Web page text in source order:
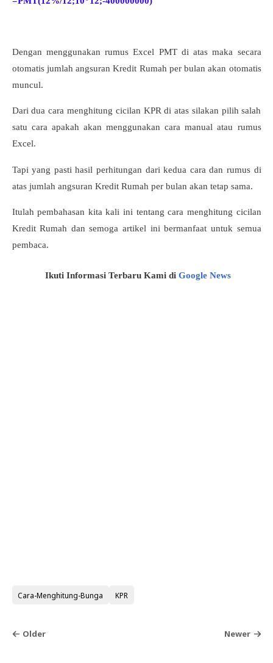
Dengan menggunakan rumus Excel PMT di atas maka secara
otomatis jumlah angsuran Kredit Rumah per bulan akan otomatis
muncul.
Dari dua cara menghitung cicilan KPR di atas silakan pilih salah
satu cara apakah akan menggunakan cara manual atau rumus
Excel.
Tapi yang pasti hasil perhitungan dari kedua cara dan rumus di
atas jumlah angsuran Kredit Rumah per bulan akan tetap sama.
Itulah pembahasan kita kali ini tentang cara menghitung cicilan
Kredit Rumah dan semoga artikel ini bermanfaat untuk semua
pembaca.
Ikuti Informasi Terbaru Kami di Google News
Cara-Menghitung-Bunga KPR
Older Newer